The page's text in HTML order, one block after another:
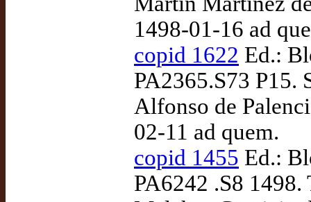
1498-01-16 ad
copid 1622 Ed.:
PA2365.S73 P15.
Alfonso de
02-11 ad quem.
copid 1455 Ed.:
PA6242 .S8 1498.